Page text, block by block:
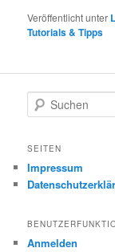
Veröffentlicht unter
Tutorials & Tipps
u
h
n
SEITEN
Impressum
Anmelden